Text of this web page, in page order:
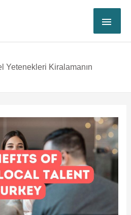
ANA
Yetenekleri Kiralamanın